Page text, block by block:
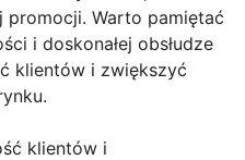
promocji. Warto pamiętać
i doskonałej obsłudze
klientów i zwiększyć
klientów i